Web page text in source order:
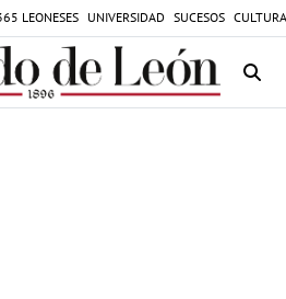
LEONESES UNIVERSIDAD SUCESOS